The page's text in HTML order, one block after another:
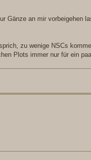
Gänze an mir vorbeigehen
zu wenige NSCs
Plots immer nur für ein